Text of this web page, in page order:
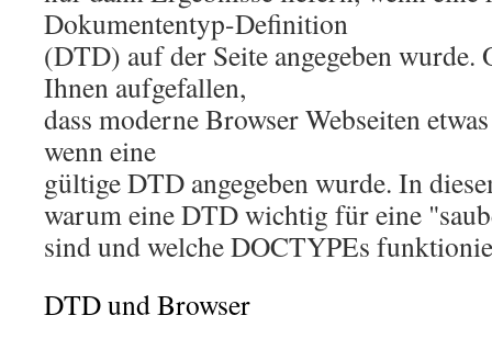
Dokumententyp-Definition
(DTD) auf der Seite angegeben
Ihnen aufgefallen,
dass moderne Browser Webseiten
wenn eine
gültige DTD angegeben wurde. In
warum eine DTD wichtig für eine
sind und welche DOCTYPEs
DTD und Browser